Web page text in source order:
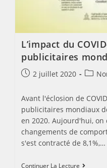
L’impact du
publicitaires
Post2 juillet 2020
Post
Avant l'éclosion de
publicitaires mondiaux
en 2020. Aujourd'hui,
changements de
s'est contracté de 8,1%,…
Continuer La Lecture L’impact